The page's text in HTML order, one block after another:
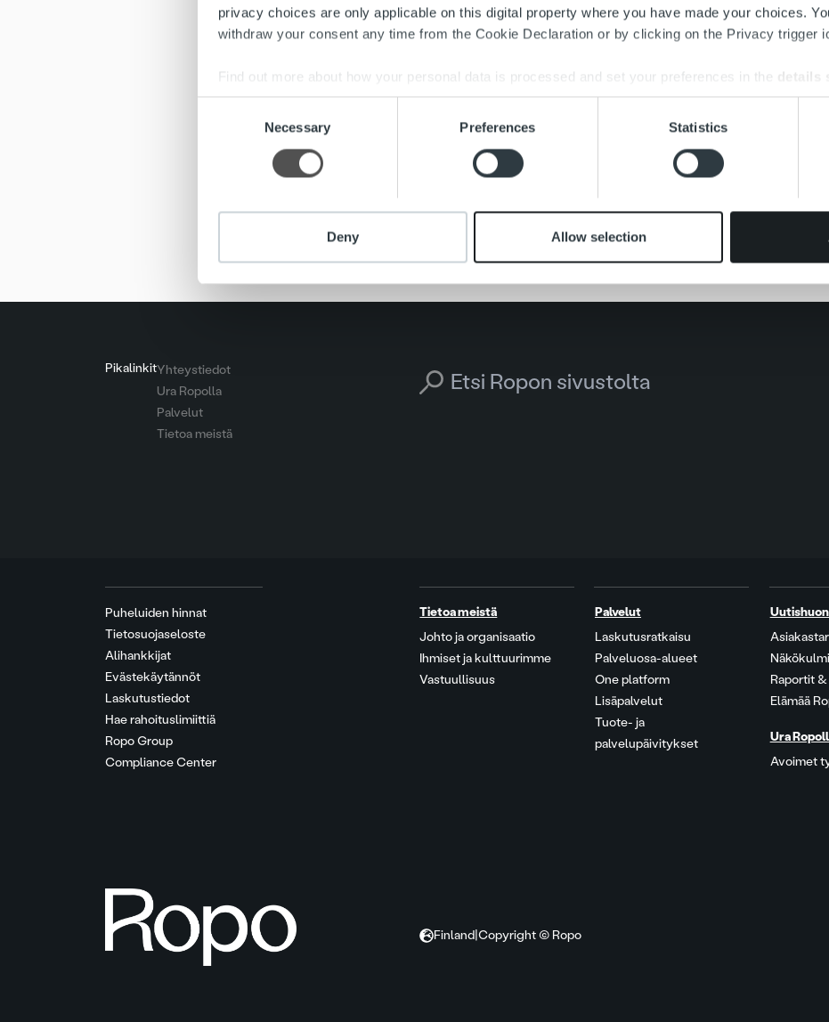
privacy choices are only applicable on this digital property where you have made your choices.
withdraw your consent any time from the Cookie Declaration or by clicking on the Privacy trigger
Find out more about how your personal data is processed and set your preferences in the details
We use cookies to personalise content and ads, to provide social media features and to analyse
other information that you’ve provided to them or that they’ve collected from your use of their
Necessary Preferences Statistics
Deny Allow selection
– Suomalaisessa lentopallossa on eletty hienoa huumaa jo parin vuoden
pitkäaikainen kumppani ja jakaa saman motivaation kasvuun. Laskutuksen
www.lentopalloliitto.fi/elamyksia/tapahtumat/maailmanliiga-2017.html
PikalinkitYhteystiedot
Ura Ropolla
Palvelut
Tietoa meistä
Search for:
Puheluiden hinnat
Tietosuojaseloste
Alihankkijat
Evästekäytännöt
Laskutustiedot
Hae rahoituslimiittiä
Ropo Group
Compliance Center
Tietoa meistä
Johto ja organisaatio
Ihmiset ja kulttuurimme
Vastuullisuus
Palvelut
Laskutusratkaisu
Palveluosa-alueet
One platform
Lisäpalvelut
Tuote- ja
palvelupäivitykset
Raportit
Elämää
Ura
Avoimet
Finland |Copyright © Ropo